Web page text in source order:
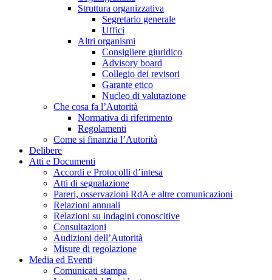
Struttura organizzativa
Segretario generale
Uffici
Altri organismi
Consigliere giuridico
Advisory board
Collegio dei revisori
Garante etico
Nucleo di valutazione
Che cosa fa l’Autorità
Normativa di riferimento
Regolamenti
Come si finanzia l’Autorità
Delibere
Atti e Documenti
Accordi e Protocolli d’intesa
Atti di segnalazione
Pareri, osservazioni RdA e altre comunicazioni
Relazioni annuali
Relazioni su indagini conoscitive
Consultazioni
Audizioni dell’Autorità
Misure di regolazione
Media ed Eventi
Comunicati stampa